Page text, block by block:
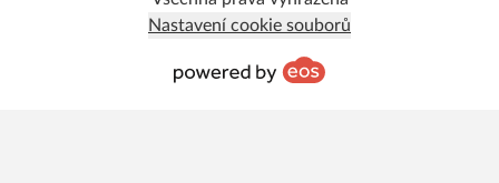
Nastavení cookie souborů